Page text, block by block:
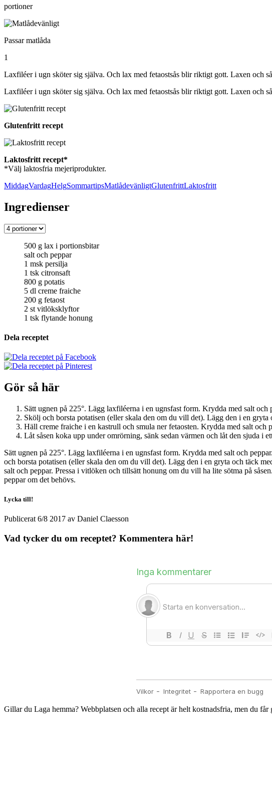
portioner
Passar matlåda
1
Laxfiléer i ugn sköter sig själva. Och lax med fetaostsås blir riktigt gott. Laxen och
Laxfiléer i ugn sköter sig själva. Och lax med fetaostsås blir riktigt gott. Laxen och
Glutenfritt recept
Laktosfritt recept*
*Välj laktosfria mejeriprodukter.
MiddagVardagHelgSommartipsMatlådevänligtGlutenfrittLaktosfritt
Ingredienser
500 g lax i portionsbitar
salt och peppar
1 msk persilja
1 tsk citronsaft
800 g potatis
5 dl creme fraiche
200 g fetaost
2 st vitlöksklyftor
1 tsk flytande honung
Dela receptet
Gör så här
Sätt ugnen på 225°. Lägg laxfiléerna i en ugnsfast form. Krydda med salt
Skölj och borsta potatisen (eller skala den om du vill det). Lägg den i en
Häll creme fraiche i en kastrull och smula ner fetaosten. Krydda med salt
Låt såsen koka upp under omrörning, sänk sedan värmen och låt den sjuda i
Sätt ugnen på 225°. Lägg laxfiléerna i en ugnsfast form. Krydda med salt och
och borsta potatisen (eller skala den om du vill det). Lägg den i en gryta och täck
salt och peppar. Pressa i vitlöken och tillsätt honung om du vill ha lite sötma på
peppar om det behövs.
Lycka till!
Publicerat6/8 2017 av Daniel Claesson
Vad tycker du om receptet? Kommentera här!
Gillar du Laga hemma? Webbplatsen och alla recept är helt kostnadsfria, men du